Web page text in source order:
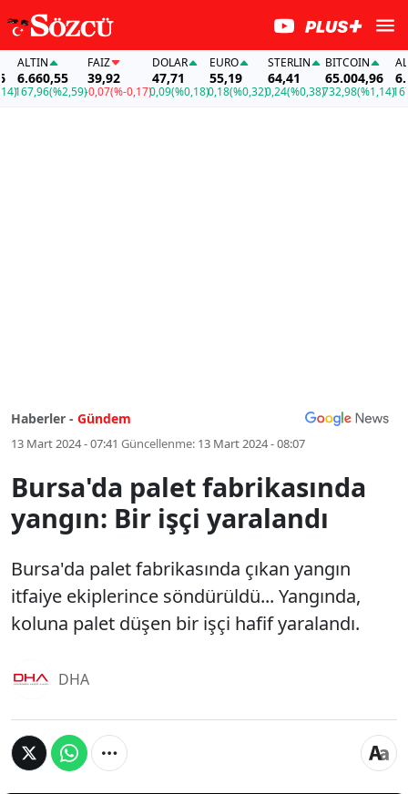
(%2,59)
FAİZ
39,92
-0,07(%-0,17)
DOLAR
47,71
0,09(%0,18)
EURO
55,19
0,18(%0,32)
STERLIN
64,41
0,24(%0,38)
BITCOIN
65.004,96
732,98(%1,14)
ALTIN
167,96
Haberler - Gündem
13 Mart 2024 - 07:41 Güncellenme: 13 Mart 2024 - 08:07
Bursa'da palet fabrikasında
yangın: Bir işçi yaralandı
Bursa'da palet fabrikasında çıkan yangın
itfaiye ekiplerince söndürüldü... Yangında,
koluna palet düşen bir işçi hafif yaralandı.
DHA